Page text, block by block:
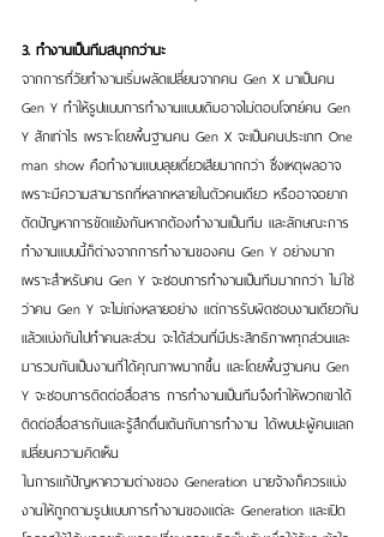
3. ทำงานเป็นทีมสนุกกว่านะ
จากการที่วัยทำงานเริ่มผลัดเปลี่ยนจากคน Gen X มาเป็นคน
Gen Y ทำให้รูปแบบการทำงานแบบเดิมอาจไม่ตอบโจทย์คน Gen
Y สักเท่าไร เพราะโดยพื้นฐานคน Gen X จะเป็นคนประเภท One
man show คือทำงานแบบลุยเดี่ยวเสียมากกว่า ซึ่งเหตุผลอาจ
เพราะมีความสามารถที่หลากหลายในตัวคนเดียว หรืออาจอยาก
ตัดปัญหาการขัดแย้งกันหากต้องทำงานเป็นทีม และลักษณะการ
ทำงานแบบนี้ก็ต่างจากการทำงานของคน Gen Y อย่างมาก
เพราะสำหรับคน Gen Y จะชอบการทำงานเป็นทีมมากกว่า ไม่ใช่
ว่าคน Gen Y จะไม่เก่งหลายอย่าง แต่การรับผิดชอบงานเดียวกัน
แล้วแบ่งกันไปทำคนละส่วน จะได้ส่วนที่มีประสิทธิภาพทุกส่วนและ
มารวมกันเป็นงานที่ได้คุณภาพมากขึ้น และโดยพื้นฐานคน Gen
Y จะชอบการติดต่อสื่อสาร การทำงานเป็นทีมจึงทำให้พวกเขาได้
ติดต่อสื่อสารกันและรู้สึกตื่นเต้นกับการทำงาน ได้พบปะผู้คนแลก
เปลี่ยนความคิดเห็น
ในการแก้ปัญหาความต่างของ Generation นายจ้างก็ควรแบ่ง
งานให้ถูกตามรูปแบบการทำงานของแต่ละ Generation และเปิด